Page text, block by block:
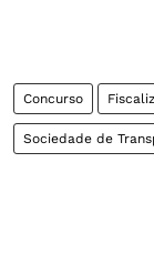
Concurso
Sociedade de